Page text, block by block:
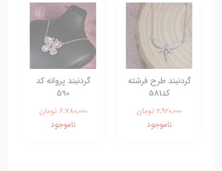
گردنبند طرح فرشته
کد581
2,920,000 تومان
ناموجود
گردنبند پروانه کد
590
6,780,000 تومان
ناموجود